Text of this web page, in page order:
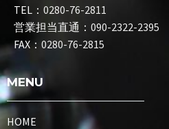
TEL： 0280-76-2811
営業担当直通： 090-2322-2395
FAX： 0280-76-2815
MENU
HOME